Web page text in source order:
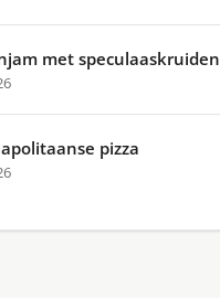
met speculaaskruiden
pizza